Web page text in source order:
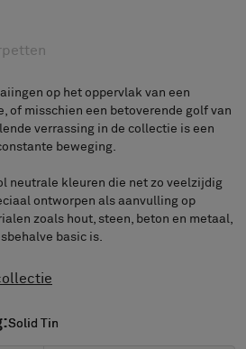
op het oppervlak van een
of misschien een betoverende golf van
verrassing in de collectie is een
beweging.
neutrale kleuren die net zo veelzijdig
ontworpen als aanvulling op
zoals hout, steen, beton en metaal,
Solid Tin
Solid Tin